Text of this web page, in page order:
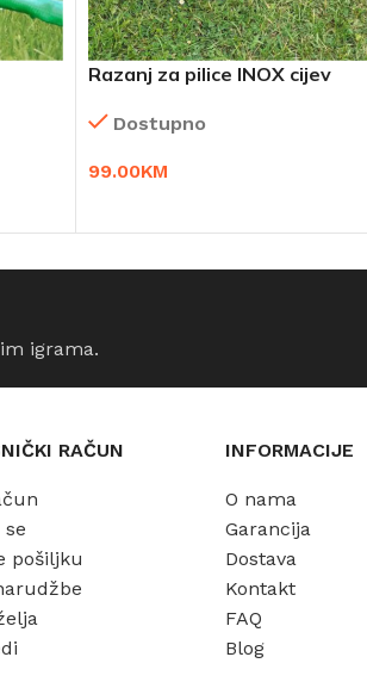
Razanj za pilice INOX cijev
Dostupno
99.00KM
igrama.
RAČUN
se
pošiljku
INFORMACIJE
O nama
Garancija
Dostava
Kontakt
FAQ
Blog